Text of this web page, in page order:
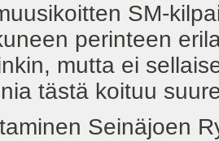
SM-
perinteen
mutta ei
tästä koituu
Seinäjoen